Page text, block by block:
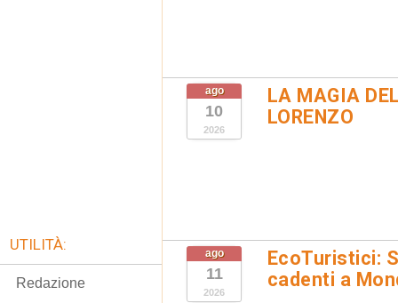
ago
10
2026
LA MAGIA
LORENZO
ago
11
2026
EcoTuristici:
cadenti a
UTILITÀ:
Redazione